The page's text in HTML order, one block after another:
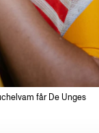
får De Unges